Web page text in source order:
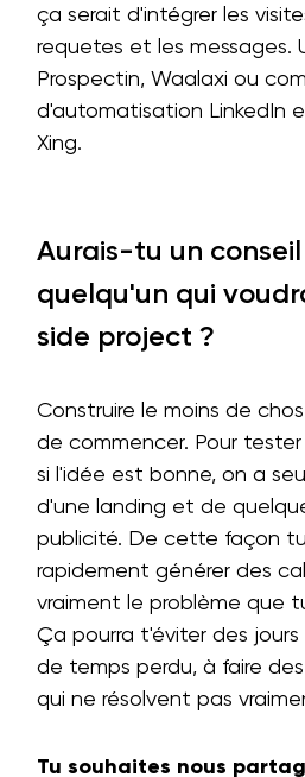
ça serait d'intégrer les
requetes et les messages.
Prospectin, Waalaxi ou
d'automatisation LinkedIn
Xing.
Aurais-tu un
quelqu'un qui
side project ?
Construire le moins de
de commencer. Pour
si l'idée est bonne, on a
d'une landing et de
publicité. De cette façon
rapidement générer des
vraiment le problème que
Ça pourra t'éviter des jours
de temps perdu, à faire
qui ne résolvent pas
Tu souhaites nous